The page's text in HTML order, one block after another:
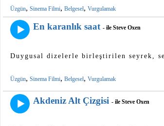
Üzgün, Sinema Filmi, Belgesel, Vurgulamak
En karanlık saat - ile Steve Oxen
Duygusal dizelerle birleştirilen seyrek,
Üzgün, Sinema Filmi, Belgesel, Vurgulamak
Akdeniz Alt Çizgisi - ile Steve Oxen